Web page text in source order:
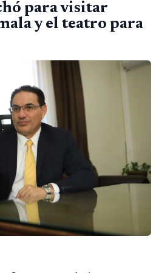
para visitar
y el teatro para